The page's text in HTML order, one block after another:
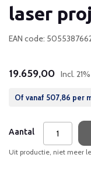
laser
EAN code:
19.659,00 Incl.
Of vanaf 507,86 per
Aantal
Uit productie, niet meer